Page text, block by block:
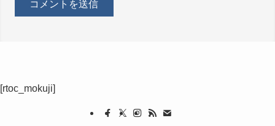
[rtoc_mokuji]